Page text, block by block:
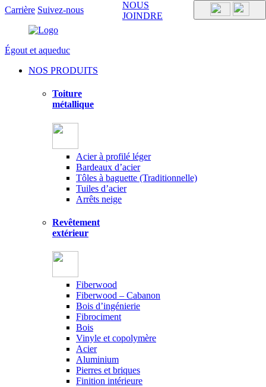
Carrière Suivez-nous
Égout et aqueduc
NOS PRODUITS
Toiture
métallique
Acier à profilé léger
Bardeaux d’acier
Tôles à baguette (Traditionnelle)
Tuiles d’acier
Arrêts neige
Revêtement
extérieur
Fiberwood
Fiberwood – Cabanon
Bois d’ingénierie
Fibrociment
Bois
Vinyle et copolymère
Acier
Aluminium
Pierres et briques
Finition intérieure
NOUS
JOINDRE